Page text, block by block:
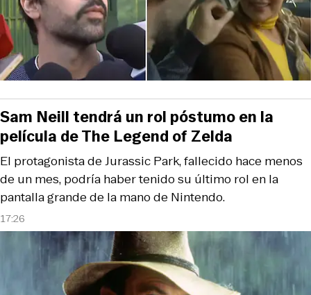
17:26
El protagonista de Jurassic Park, fallecido hace menos
de un mes, podría haber tenido su último rol en la
pantalla grande de la mano de Nintendo.
Sam Neill tendrá un rol póstumo en la
película de The Legend of Zelda